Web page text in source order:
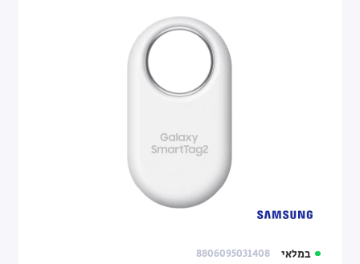
במלאי 8806095031408